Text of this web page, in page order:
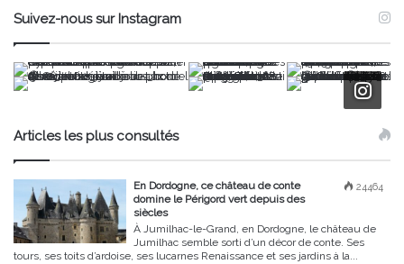
Suivez-nous sur Instagram
Articles les plus consultés
24464
En Dordogne, ce château de conte
domine le Périgord vert depuis des
siècles
À Jumilhac-le-Grand, en Dordogne, le château de
Jumilhac semble sorti d’un décor de conte. Ses
tours, ses toits d’ardoise, ses lucarnes Renaissance et ses jardins à la...